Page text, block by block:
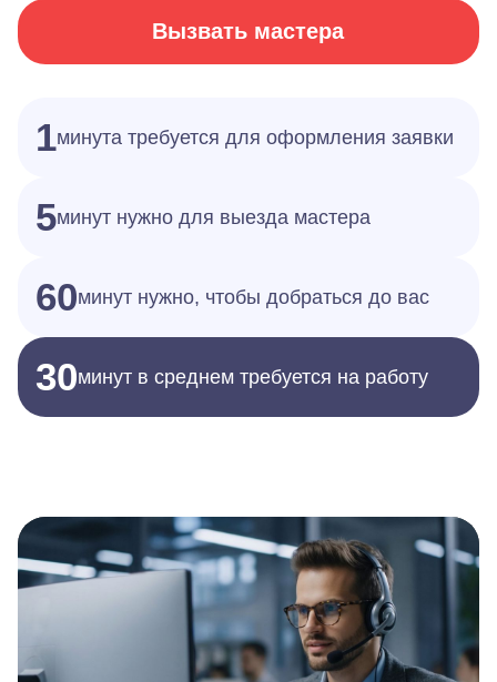
Вызвать мастера
1минута требуется для оформления заявки
5минут нужно для выезда мастера
60минут нужно, чтобы добраться до вас
30минут в среднем требуется на работу